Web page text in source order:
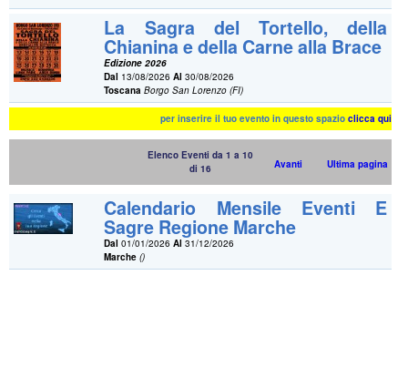
La Sagra del Tortello, della
Chianina e della Carne alla Brace
Edizione 2026
Dal 13/08/2026Al 30/08/2026
Toscana Borgo San Lorenzo (FI)
per inserire il tuo evento in questo spazioclicca qui
Elenco Eventi da 1 a 10
di 16
Avanti Ultima pagina
Calendario Mensile Eventi E
Sagre Regione Marche
Dal 01/01/2026Al 31/12/2026
Marche ()